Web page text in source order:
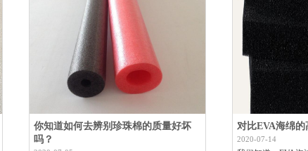
你知道如何去辨别珍珠棉的质量好坏
吗？
对比EVA海绵的
2020-07-14